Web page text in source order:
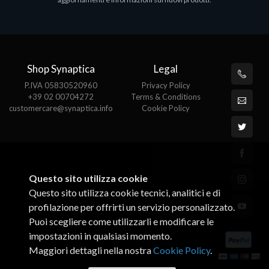
Shop Synaptica
P.IVA 05830520960
+39 02 00704272
customercare@synaptica.info
Legal
Privacy Policy
Terms & Conditions
Cookie Policy
Questo sito utilizza cookie
Questo sito utilizza cookie tecnici, analitici e di
profilazione per offrirti un servizio personalizzato.
Puoi scegliere come utilizzarli e modificare le
impostazioni in qualsiasi momento.
Maggiori dettagli nella nostraCookie Policy.